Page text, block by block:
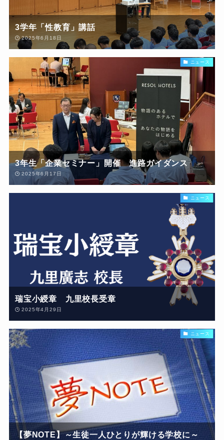
3学年「性教育」講話
2025年6月18日
ニュース
3年生「企業セミナー」開催 進路ガイダンス
2025年6月17日
ニュース
瑞宝小綬章 九里校長受章
2025年4月29日
ニュース
【夢NOTE】～生徒一人ひとりが輝ける学校に～